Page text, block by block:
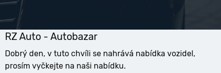
RZ Auto - Autobazar
Dobrý den, v tuto chvíli se nahrává nabídka vozidel,
prosím vyčkejte na naši nabídku.